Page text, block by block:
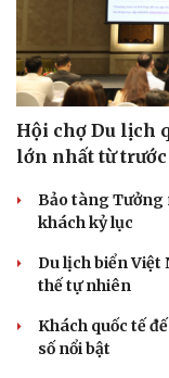
Hội chợ Du lịch
lớn nhất từ
Bảo tàng Tưởng
khách kỷ lục
Du lịch biển Việt
thế tự nhiên
Khách quốc tế
số nổi bật